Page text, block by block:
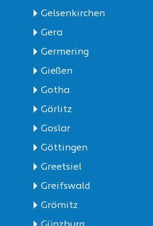
Gelsenkirchen
Gera
Germering
Gießen
Gotha
Görlitz
Goslar
Göttingen
Greetsiel
Greifswald
Grömitz